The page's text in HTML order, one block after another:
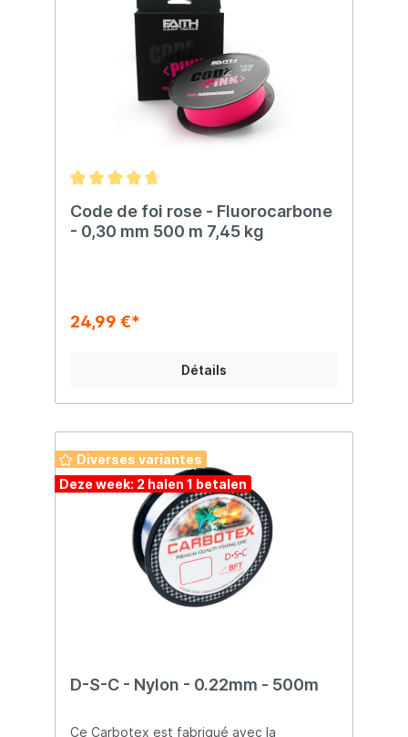
Code de foi rose - Fluorocarbone
- 0,30 mm 500 m 7,45 kg
24,99 €*
Détails
Diverses variantes
Deze week: 2 halen 1 betalen
D-S-C - Nylon - 0.22mm - 500m
Ce Carbotex est fabriqué avec la